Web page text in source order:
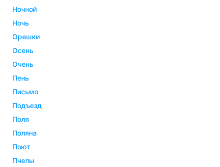
ночной
ночь
орешки
осень
очень
пень
письмо
подъезд
поля
поляна
поют
пчелы